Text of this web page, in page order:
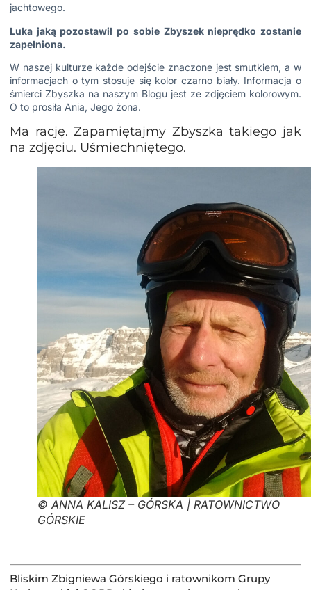
jachtowego.
Luka jaką pozostawił po sobie Zbyszek nieprędko zostanie
zapełniona.
W naszej kulturze każde odejście znaczone jest smutkiem, a w
informacjach o tym stosuje się kolor czarno biały. Informacja o
śmierci Zbyszka na naszym Blogu jest ze zdjęciem kolorowym.
O to prosiła Ania, Jego żona.
Ma rację. Zapamiętajmy Zbyszka takiego jak
na zdjęciu. Uśmiechniętego.
© ANNA KALISZ – GÓRSKA | RATOWNICTWO
GÓRSKIE
Bliskim Zbigniewa Górskiego i ratownikom Grupy